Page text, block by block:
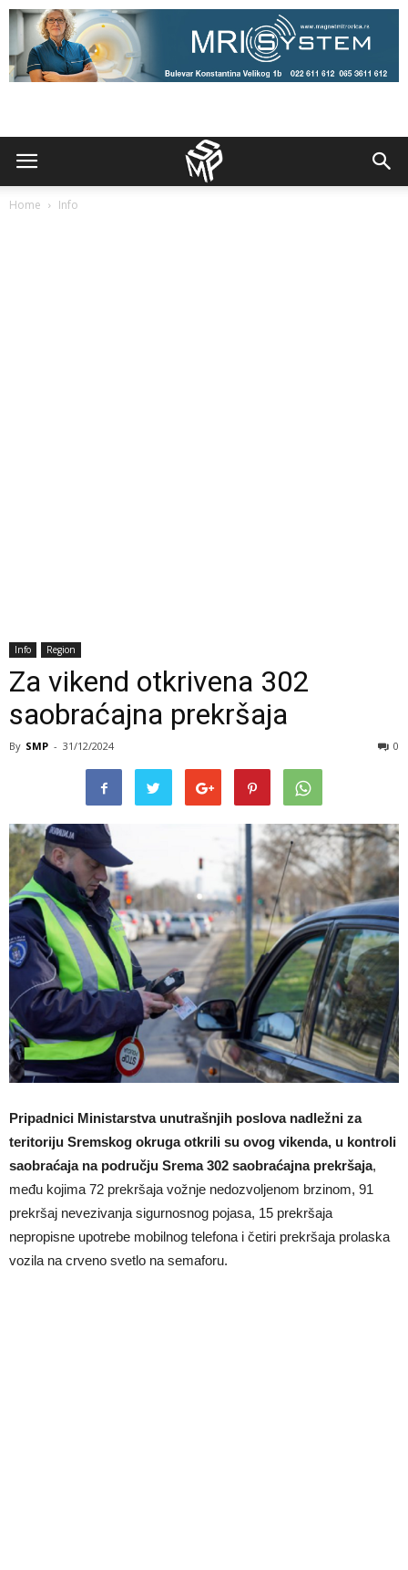
Home Info
Info Region
Za vikend otkrivena 302
saobraćajna prekršaja
By SMP - 31/12/2024 0
Pripadnici Ministarstva unutrašnjih poslova nadležni za
teritoriju Sremskog okruga otkrili su ovog vikenda, u kontroli
saobraćaja na području Srema 302 saobraćajna prekršaja,
među kojima 72 prekršaja vožnje nedozvoljenom brzinom, 91
prekršaj nevezivanja sigurnosnog pojasa, 15 prekršaja
nepropisne upotrebe mobilnog telefona i četiri prekršaja prolaska
vozila na crveno svetlo na semaforu.